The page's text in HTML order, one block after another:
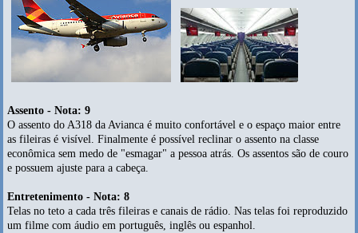
Assento - Nota: 9
O assento do A318 da Avianca é muito confortável e o espaço maior entre
as fileiras é visível. Finalmente é possível reclinar o assento na classe
econômica sem medo de "esmagar" a pessoa atrás. Os assentos são de couro
e possuem ajuste para a cabeça.
Entretenimento - Nota: 8
Telas no teto a cada três fileiras e canais de rádio. Nas telas foi reproduzido
um filme com áudio em português, inglês ou espanhol.